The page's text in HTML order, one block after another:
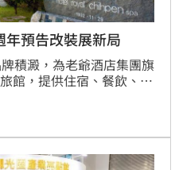
預告改裝展新局
積澱，為老爺酒店集團旗
館，提供住宿、餐飲、休
週年之際，知本老爺宣布
回歸，為旅人呈獻耳目一
灣高端度假市場。